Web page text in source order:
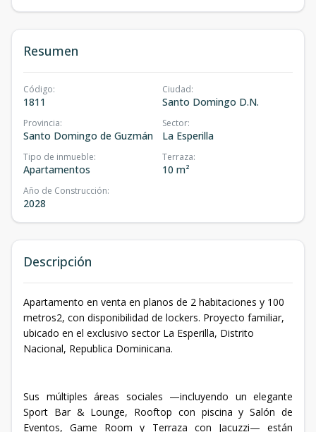
Resumen
Código:
1811
Ciudad:
Santo Domingo D.N.
Provincia:
Santo Domingo de Guzmán
Sector:
La Esperilla
Tipo de inmueble:
Apartamentos
Terraza:
10 m²
Año de Construcción:
2028
Descripción
Apartamento en venta en planos de 2 habitaciones y 100
metros2, con disponibilidad de lockers. Proyecto familiar,
ubicado en el exclusivo sector La Esperilla, Distrito
Nacional, Republica Dominicana.
Sus múltiples áreas sociales —incluyendo un elegante
Sport Bar & Lounge, Rooftop con piscina y Salón de
Eventos, Game Room y Terraza con Jacuzzi— están